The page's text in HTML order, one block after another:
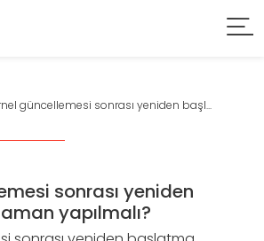
güncellemesi sonrası yeniden başl...
sonrası yeniden
yapılmalı?